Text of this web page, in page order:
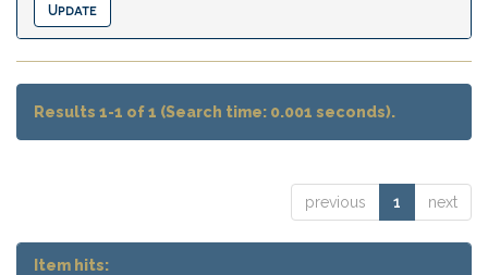
Results 1-1 of 1 (Search time: 0.001 seconds).
previous 1 next
Item hits: